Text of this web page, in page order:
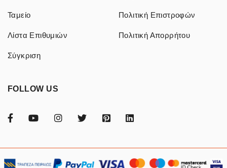
Ταμείο
Λίστα Επιθυμιών
Σύγκριση
Πολιτική Επιστροφών
Πολιτική Απορρήτου
FOLLOW US